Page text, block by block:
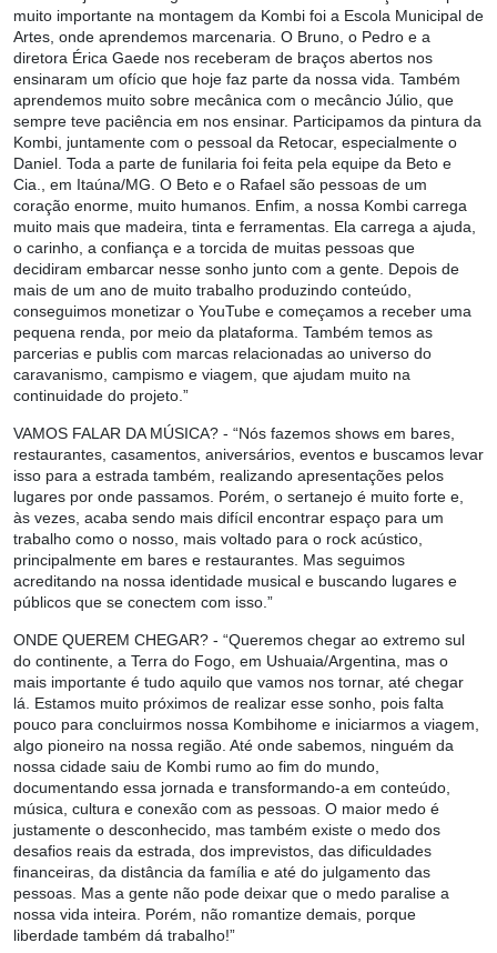
muito importante na montagem da Kombi foi a Escola Municipal de
Artes, onde aprendemos marcenaria. O Bruno, o Pedro e a
diretora Érica Gaede nos receberam de braços abertos nos
ensinaram um ofício que hoje faz parte da nossa vida. Também
aprendemos muito sobre mecânica com o mecâncio Júlio, que
sempre teve paciência em nos ensinar. Participamos da pintura da
Kombi, juntamente com o pessoal da Retocar, especialmente o
Daniel. Toda a parte de funilaria foi feita pela equipe da Beto e
Cia., em Itaúna/MG. O Beto e o Rafael são pessoas de um
coração enorme, muito humanos. Enfim, a nossa Kombi carrega
muito mais que madeira, tinta e ferramentas. Ela carrega a ajuda,
o carinho, a confiança e a torcida de muitas pessoas que
decidiram embarcar nesse sonho junto com a gente. Depois de
mais de um ano de muito trabalho produzindo conteúdo,
conseguimos monetizar o YouTube e começamos a receber uma
pequena renda, por meio da plataforma. Também temos as
parcerias e publis com marcas relacionadas ao universo do
caravanismo, campismo e viagem, que ajudam muito na
continuidade do projeto.”
VAMOS FALAR DA MÚSICA? - “Nós fazemos shows em bares,
restaurantes, casamentos, aniversários, eventos e buscamos levar
isso para a estrada também, realizando apresentações pelos
lugares por onde passamos. Porém, o sertanejo é muito forte e,
às vezes, acaba sendo mais difícil encontrar espaço para um
trabalho como o nosso, mais voltado para o rock acústico,
principalmente em bares e restaurantes. Mas seguimos
acreditando na nossa identidade musical e buscando lugares e
públicos que se conectem com isso.”
ONDE QUEREM CHEGAR? - “Queremos chegar ao extremo sul
do continente, a Terra do Fogo, em Ushuaia/Argentina, mas o
mais importante é tudo aquilo que vamos nos tornar, até chegar
lá. Estamos muito próximos de realizar esse sonho, pois falta
pouco para concluirmos nossa Kombihome e iniciarmos a viagem,
algo pioneiro na nossa região. Até onde sabemos, ninguém da
nossa cidade saiu de Kombi rumo ao fim do mundo,
documentando essa jornada e transformando-a em conteúdo,
música, cultura e conexão com as pessoas. O maior medo é
justamente o desconhecido, mas também existe o medo dos
desafios reais da estrada, dos imprevistos, das dificuldades
financeiras, da distância da família e até do julgamento das
pessoas. Mas a gente não pode deixar que o medo paralise a
nossa vida inteira. Porém, não romantize demais, porque
liberdade também dá trabalho!”